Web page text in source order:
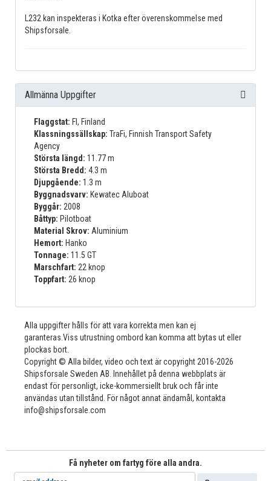
L232 kan inspekteras i Kotka efter överenskommelse med
Shipsforsale.
Allmänna Uppgifter
Flaggstat: FI, Finland
Klassningssällskap: TraFi, Finnish Transport Safety
Agency
Största längd: 11.77 m
Största Bredd: 4.3 m
Djupgående: 1.3 m
Byggnadsvarv: Kewatec Aluboat
Byggår: 2008
Båttyp: Pilotboat
Material Skrov: Aluminium
Hemort: Hanko
Tonnage: 11.5 GT
Marschfart: 22 knop
Toppfart: 26 knop
Alla uppgifter hålls för att vara korrekta men kan ej
garanteras.Viss utrustning ombord kan komma att bytas ut eller
plockas bort.
Copyright © Alla bilder, video och text är copyright 2016-2026
Shipsforsale Sweden AB. Innehållet på denna webbplats är
endast för personligt, icke-kommersiellt bruk och får inte
användas utan tillstånd. För något annat ändamål, kontakta
info@shipsforsale.com
Få nyheter om fartyg före alla andra.